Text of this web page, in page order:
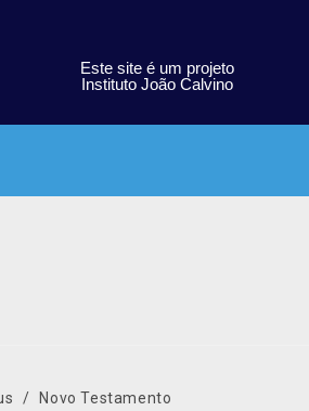
Este site é um projeto
Instituto João Calvino
/ Novo Testamento